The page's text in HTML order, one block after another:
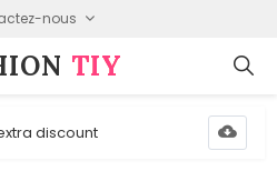
nous
TIY
discount